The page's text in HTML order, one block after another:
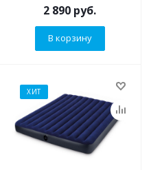
2 890 руб.
В корзину
ХИТ